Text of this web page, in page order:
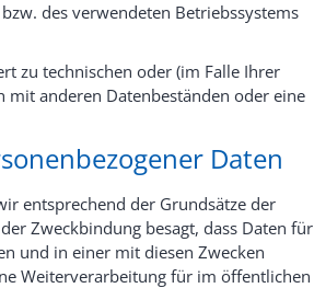
des verwendeten Betriebssystems
zu technischen oder (im Falle Ihrer
mit anderen Datenbeständen oder eine
Daten
entsprechend der Grundsätze der
Zweckbindung besagt, dass Daten für
und in einer mit diesen Zwecken
Weiterverarbeitung für im öffentlichen